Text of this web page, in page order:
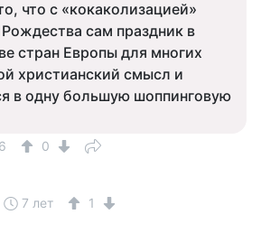
что с «кокаколизацией»
сам праздник в
стран Европы для многих
христианский смысл и
в одну большую шоппинговую
6 0
7 лет 1